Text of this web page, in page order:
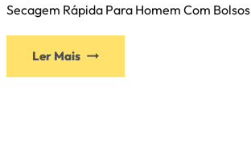
Secagem Rápida Para Homem Com Bolsos
Ler Mais